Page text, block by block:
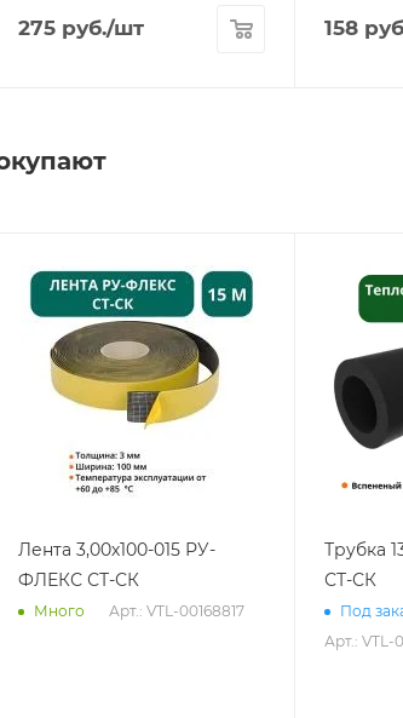
275 руб./шт 158
Лента 3,00х100-015 РУ-
ФЛЕКС СТ-СК
Много Арт.: VTL-00168817
Трубка
СТ-СК
Под
Арт.: VTL-